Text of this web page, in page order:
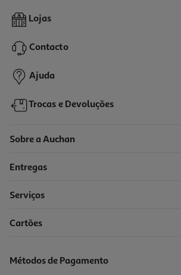
Pensos Higiénicos Auchan Adolescente
14un
1,19 €
Lojas
Contacto
Ajuda
Trocas e Devoluções
Sobre a Auchan
Entregas
Serviços
Cartões
Métodos de Pagamento